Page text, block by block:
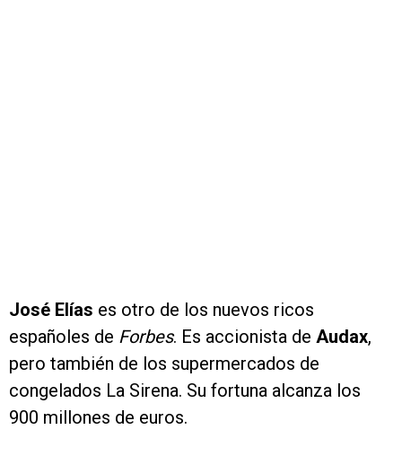
José Elías es otro de los nuevos ricos
españoles de Forbes. Es accionista de Audax,
pero también de los supermercados de
congelados La Sirena. Su fortuna alcanza los
900 millones de euros.